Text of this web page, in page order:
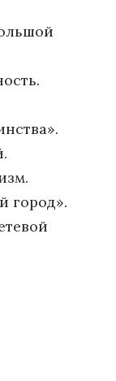
город».